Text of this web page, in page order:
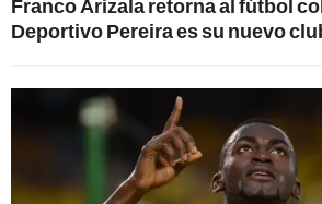
Franco Arizala retorna al fútbol
Deportivo Pereira es su nuevo